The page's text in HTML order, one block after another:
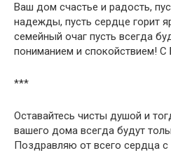
Ваш дом счастье и радость,
надежды, пусть сердце горит
семейный очаг пусть всегда
пониманием и спокойствием! С
***
Оставайтесь чисты душой и
вашего дома всегда будут
Поздравляю от всего сердца